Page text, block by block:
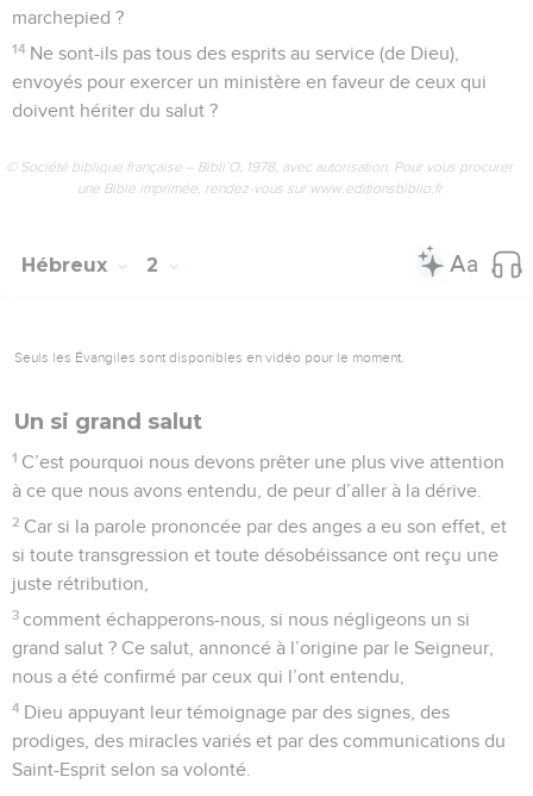
marchepied ?
14 Ne sont-ils pas tous des esprits au service (de Dieu),
envoyés pour exercer un ministère en faveur de ceux qui
doivent hériter du salut ?
© Société biblique française – Bibli’O, 1978, avec autorisation. Pour vous procurer
une Bible imprimée, rendez-vous sur www.editionsbiblio.fr
Hébreux 2
Seuls les Évangiles sont disponibles en vidéo pour le moment.
Un si grand salut
1 C’est pourquoi nous devons prêter une plus vive attention
à ce que nous avons entendu, de peur d’aller à la dérive.
2 Car si la parole prononcée par des anges a eu son effet, et
si toute transgression et toute désobéissance ont reçu une
juste rétribution,
3 comment échapperons-nous, si nous négligeons un si
grand salut ? Ce salut, annoncé à l’origine par le Seigneur,
nous a été confirmé par ceux qui l’ont entendu,
4 Dieu appuyant leur témoignage par des signes, des
prodiges, des miracles variés et par des communications du
Saint-Esprit selon sa volonté.